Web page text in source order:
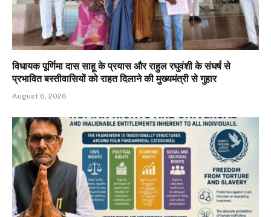
विधायक पूर्णिमा दास साहू के प्रयास और राहुल रघुवंशी के संघर्ष से
प्रभावित बस्तीवासियों को राहत दिलाने की मुख्यमंत्री से गुहार
August 6, 2026